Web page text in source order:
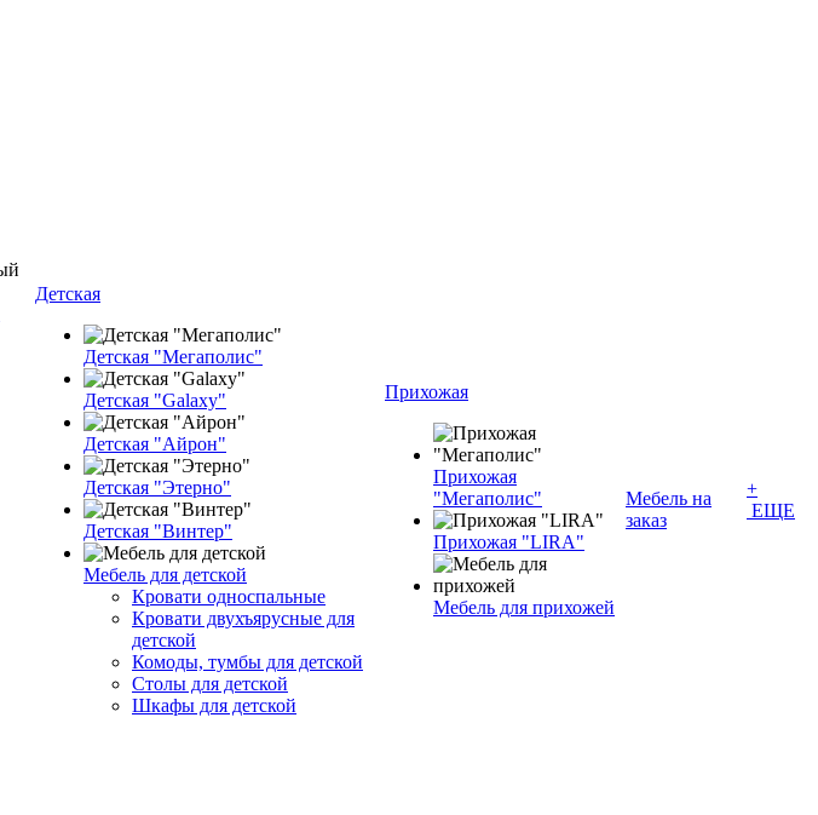
Детская
Детская "Мегаполис"
Детская "Galaxy"
Детская "Айрон"
Детская "Этерно"
Детская "Винтер"
Мебель для детской
Кровати односпальные
Кровати двухъярусные для
детской
Комоды, тумбы для детской
Столы для детской
Шкафы для детской
Прихожая
Прихожая
"Мегаполис"
Прихожая "LIRA"
Мебель для прихожей
Мебель на
заказ
+
ЕЩЕ